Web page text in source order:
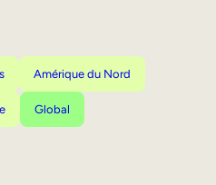
Amérique du Nord
Global